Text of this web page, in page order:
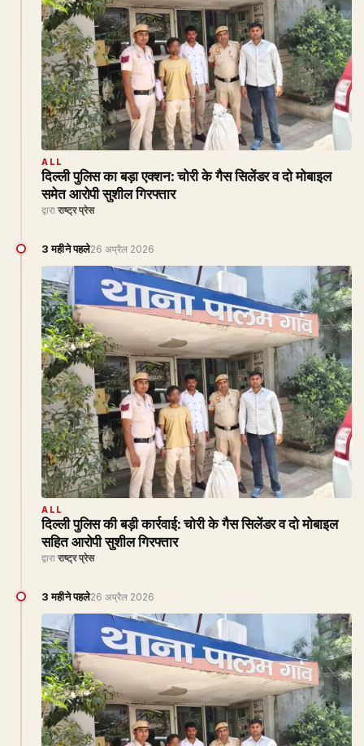
ALL
दिल्ली पुलिस का बड़ा एक्शन: चोरी के गैस सिलेंडर व दो मोबाइल
समेत आरोपी सुशील गिरफ्तार
द्वारा राष्ट्र प्रेस
3 महीने पहले26 अप्रैल 2026
ALL
दिल्ली पुलिस की बड़ी कार्रवाई: चोरी के गैस सिलेंडर व दो मोबाइल
सहित आरोपी सुशील गिरफ्तार
द्वारा राष्ट्र प्रेस
3 महीने पहले26 अप्रैल 2026